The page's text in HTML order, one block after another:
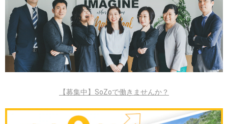
【募集中】SoZoで働きませんか？